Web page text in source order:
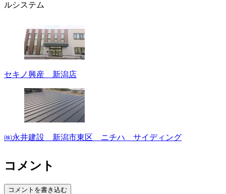
ルシステム
セキノ興産 新潟店
㈱永井建設 新潟市東区 ニチハ サイディング
コメント
コメントを書き込む